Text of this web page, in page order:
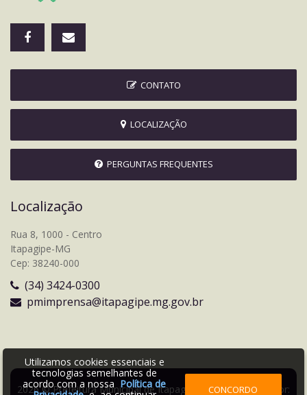
CONTATO
LOCALIZAÇÃO
PERGUNTAS FREQUENTES
Localização
Rua 8, 1000 - Centro
Itapagipe-MG
Cep: 38240-000
(34) 3424-0300
pmimprensa@itapagipe.mg.gov.br
2026 © Prefeitura Municipal de Itapagipe | Desenvolvido por:
Utilizamos cookies essenciais e
tecnologias semelhantes de
acordo com a nossaPolítica de
CONCORDO